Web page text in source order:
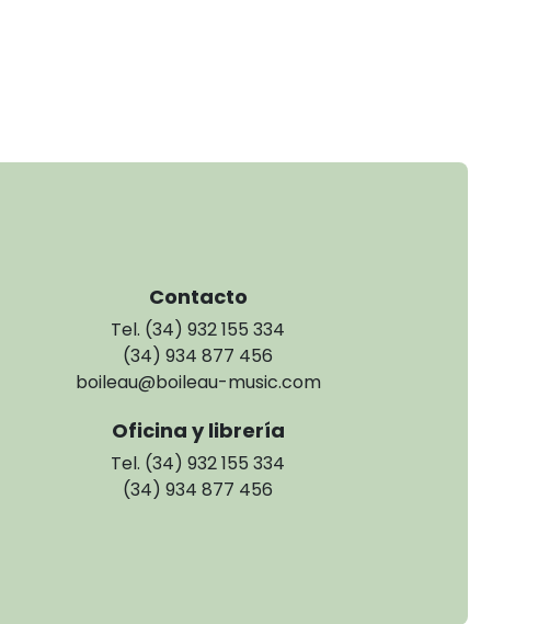
Contacto
Tel. (34) 932 155 334
(34) 934 877 456
boileau@boileau-music.com
Oficina y librería
Tel. (34) 932 155 334
(34) 934 877 456